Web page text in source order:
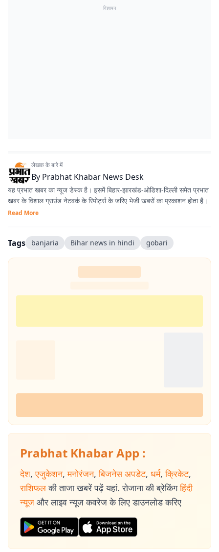
विज्ञापन
लेखक के बारे में
By Prabhat Khabar News Desk
यह प्रभात खबर का न्यूज डेस्क है। इसमें बिहार-झारखंड-ओडिशा-दिल्‍ली समेत प्रभात
खबर के विशाल ग्राउंड नेटवर्क के रिपोर्ट्स के जरिए भेजी खबरों का प्रकाशन होता है।
Read More
Tags banjaria Bihar news in hindi gobari
Prabhat Khabar App :
देश, एजुकेशन, मनोरंजन, बिजनेस अपडेट, धर्म, क्रिकेट,
राशिफल की ताजा खबरें पढ़ें यहां. रोजाना की ब्रेकिंग हिंदी
न्यूज और लाइव न्यूज कवरेज के लिए डाउनलोड करिए